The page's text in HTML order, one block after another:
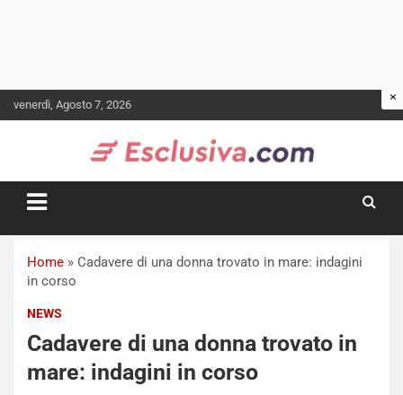
to
venerdì, Agosto 7, 2026
Home » Cadavere di una donna trovato in mare: indagini
in corso
NEWS
Cadavere di una donna trovato in
mare: indagini in corso